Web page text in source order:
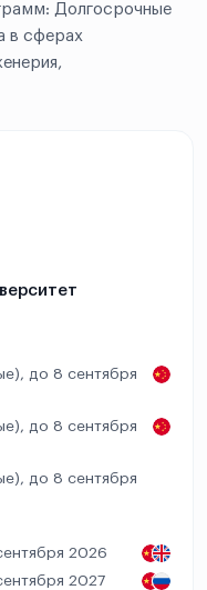
Долгосрочные
в сферах
до 8 сентября
до 8 сентября
до 8 сентября
2026
2027